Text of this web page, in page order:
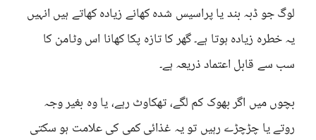
لوگ جو ڈبہ بند یا پراسیس شدہ کھانے زیادہ کھاتے ہیں انہیں
یہ خطرہ زیادہ ہوتا ہے۔ گھر کا تازہ پکا کھانا اس وٹامن کا
سب سے قابل اعتماد ذریعہ ہے۔
بچوں میں اگر بھوک کم لگے، تھکاوٹ رہے، یا وہ بغیر وجہ
روتے یا چڑچڑے رہیں تو یہ غذائی کمی کی علامت ہو سکتی